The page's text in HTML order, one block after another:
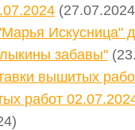
Искусница"
забавы"
вышитых
работ